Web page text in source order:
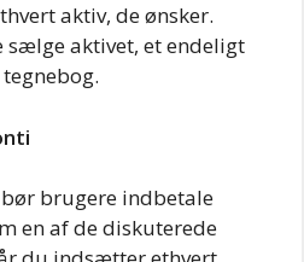
aktiv, de ønsker.
sælge aktivet, et endeligt
brugere indbetale
en af de diskuterede